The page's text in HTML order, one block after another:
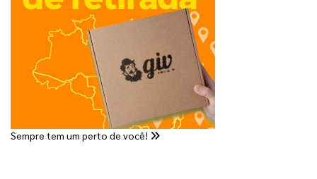
Sempre tem um perto de você!